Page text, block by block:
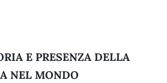
E PRESENZA DELLA
NEL MONDO